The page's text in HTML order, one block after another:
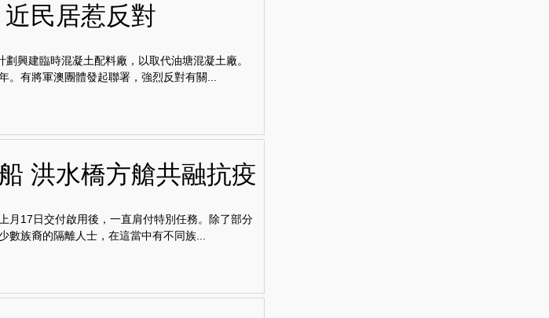
民居惹反對
興建臨時混凝土配料廠，以取代油塘混凝土廠。
有將軍澳團體發起聯署，強烈反對有關...
洪水橋方艙共融抗疫
月17日交付啟用後，一直肩付特別任務。除了部分
族裔的隔離人士，在這當中有不同族...